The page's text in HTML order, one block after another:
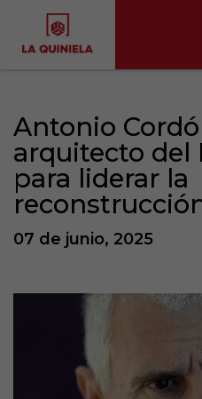
Antonio
arquitecto del
para liderar la
07 de junio, 2025